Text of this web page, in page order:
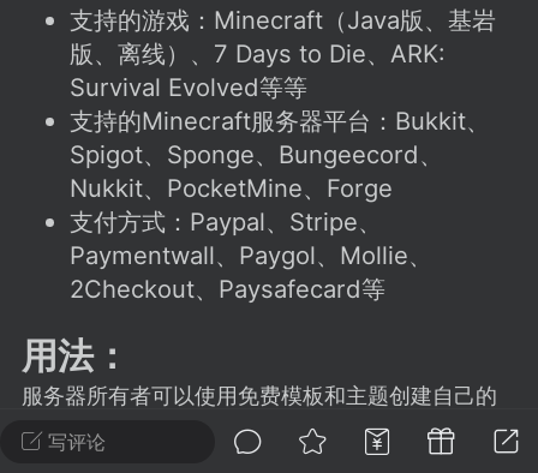
在这里畅所欲言，提出你对 社区功能、
、管理方式等方面 的任何想法！...
11 5.9k
潮涌核心
永久赞助者
24 23:37
电脑端 整合包分享
主页反馈贴
反馈你遇到的问题 以及 你期望的功能等
不方便可尝试通过邮箱与作者进行反馈
写评论
支持的游戏：Minecraft（Java版、基岩
版、离线）、7 Days to Die、ARK:
Survival Evolved等等
支持的Minecraft服务器平台：Bukkit、
Spigot、Sponge、Bungeecord、
Nukkit、PocketMine、Forge
支付方式：Paypal、Stripe、
Paymentwall、Paygol、Mollie、
2Checkout、Paysafecard等
用法：
服务器所有者可以使用免费模板和主题创建自己的
网店，玩家可以通过不同的支付网关购买物品，插
件会在服务器上为玩家自动发送物品。